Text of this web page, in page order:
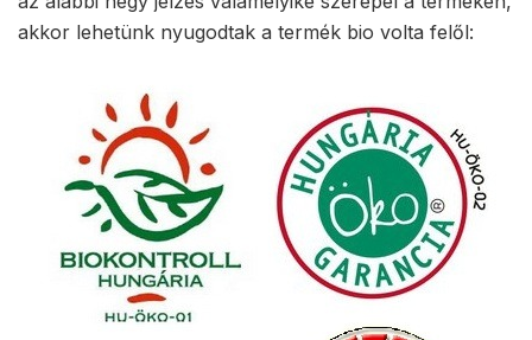
akkor lehetünk nyugodtak a termék bio volta felől: